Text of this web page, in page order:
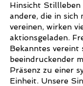
Hinsicht Stillleben
andere, die in sich
vereinen, wirken
aktionsgeladen.
Bekanntes vereint
beeindruckender
Präsenz zu einer
Einheit. Unsere